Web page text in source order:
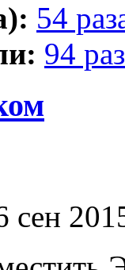
54
94
сен